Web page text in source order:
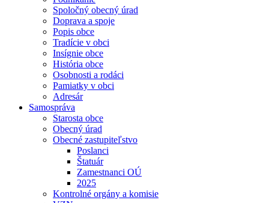
Spoločný obecný úrad
Doprava a spoje
Popis obce
Tradície v obci
Insígnie obce
História obce
Osobnosti a rodáci
Pamiatky v obci
Adresár
Samospráva
Starosta obce
Obecný úrad
Obecné zastupiteľstvo
Poslanci
Štatuár
Zamestnanci OÚ
2025
Kontrolné orgány a komisie